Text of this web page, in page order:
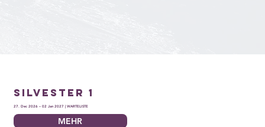
Silvester 1
27. Dec 2026 – 02 Jan 2027 | WARTELISTE
MEHR